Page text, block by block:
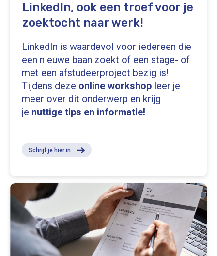
LinkedIn, ook een troef voor je
zoektocht naar werk!
LinkedIn is waardevol voor iedereen die
een nieuwe baan zoekt of een stage- of
met een afstudeerproject bezig is!
Tijdens deze online workshopleer je
meer over dit onderwerp en krijg
je nuttige tips en informatie!
Schrijf je hier in